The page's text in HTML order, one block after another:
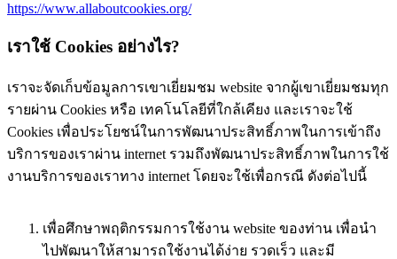
https://www.allaboutcookies.org/
เราใช้ Cookies อย่างไร?
เราจะจัดเก็บข้อมูลการเขาเยี่ยมชม website จากผู้เขาเยี่ยมชมทุก
รายผ่าน Cookies หรือ เทคโนโลยีที่ใกล้เคียง และเราจะใช้
Cookies เพื่อประโยชน์ในการพัฒนาประสิทธิ์ภาพในการเข้าถึง
บริการของเราผ่าน internet รวมถึงพัฒนาประสิทธิ์ภาพในการใช้
งานบริการของเราทาง internet โดยจะใช้เพื่อกรณี ดังต่อไปนี้
เพื่อศึกษาพฤติกรรมการใช้งาน website ของท่าน เพื่อนำ
ไปพัฒนาให้สามารถใช้งานได้ง่าย รวดเร็ว และมี